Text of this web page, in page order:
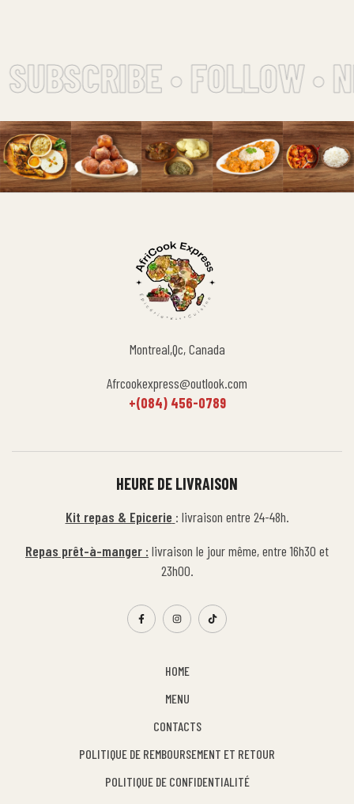
SUBSCRIBE • FOLLOW •
Montreal,Qc, Canada
Afrcookexpress@outlook.com
+(084) 456-0789
HOME
MENU
CONTACTS
POLITIQUE DE REMBOURSEMENT ET RETOUR
POLITIQUE DE CONFIDENTIALITÉ
HEURE DE LIVRAISON
Kit repas & Epicerie : livraison entre 24-48h.
Repas prêt-à-manger : livraison le jour même, entre 16h30 et
23h00.